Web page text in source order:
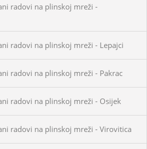
radovi na plinskoj mreži -
radovi na plinskoj mreži - Lepajci
radovi na plinskoj mreži - Pakrac
radovi na plinskoj mreži - Osijek
radovi na plinskoj mreži - Virovitica